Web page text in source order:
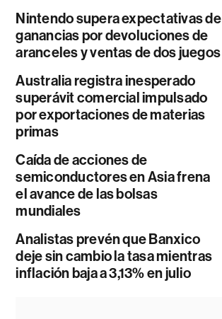
Nintendo supera expectativas de
ganancias por devoluciones de
aranceles y ventas de dos juegos
Australia registra inesperado
superávit comercial impulsado
por exportaciones de materias
primas
Caída de acciones de
semiconductores en Asia frena
el avance de las bolsas
mundiales
Analistas prevén que Banxico
deje sin cambio la tasa mientras
inflación baja a 3,13% en julio